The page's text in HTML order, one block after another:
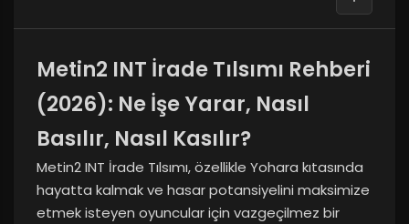
Metin2 INT İrade Tılsımı Rehberi
(2026): Ne İşe Yarar, Nasıl
Basılır, Nasıl Kasılır?
Metin2 INT İrade Tılsımı, özellikle Yohara kıtasında
hayatta kalmak ve hasar potansiyelini maksimize
etmek isteyen oyuncular için vazgeçilmez bir